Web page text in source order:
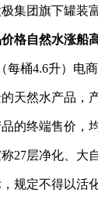
集团旗下罐装
格自然水涨船高
桶4.6升）电
天然水产品，
的终端售价，
27层净化、
规定不得以活